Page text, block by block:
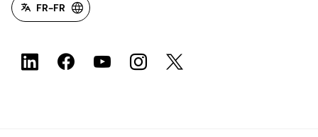
FR-FR